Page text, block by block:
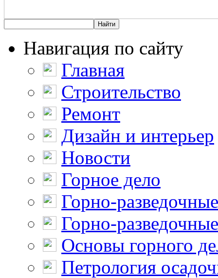
Навигация по сайту
Главная
Строительство
Ремонт
Дизайн и интерьер
Новости
Горное дело
Горно-
Горно-
Основы горного
Петрология